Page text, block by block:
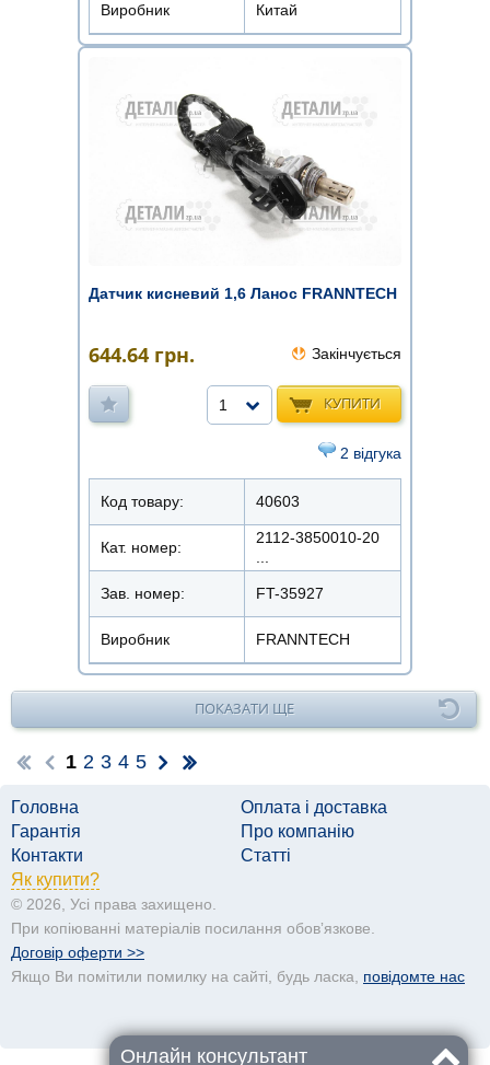
Виробник Китай
Датчик кисневий 1,6 Ланос FRANNTECH
644.64 грн. Закінчується
КУПИТИ
1
2 відгука
Код товару: 40603
Кат. номер:
2112-3850010-20
Зав. номер: FT-35927
Виробник FRANNTECH
ПОКАЗАТИ ЩЕ
1 2 3 4 5
Головна
Оплата і доставка
Гарантія
Про компанію
Контакти
Статті
Як купити?
© 2026, Усі права захищено.
При копіюванні матеріалів посилання обовʼязкове.
Договір оферти >>
Якщо Ви помітили помилку на сайті, будь ласка, повідомте нас
Онлайн консультант